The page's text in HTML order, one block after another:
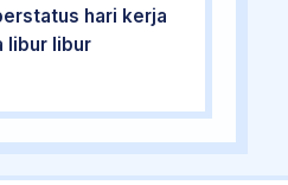
hari kerja
libur libur